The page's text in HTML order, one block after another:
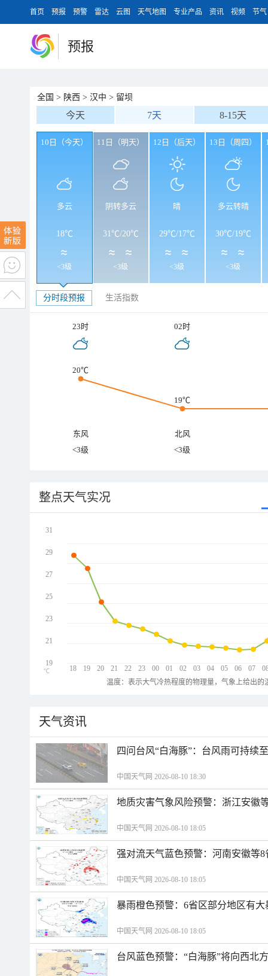
首页 预报 预警 雷达 云图 天气地图 专业产品 资讯 视频 节气
预报
全国 > 陕西 > 汉中 > 留坝
今天 7天 8-15天
10日（今天）
多云
18℃
<3级
11日（明天）
阴转多云
31℃/20℃
<3级
12日（后天）
晴
29℃/17℃
<3级
13日（周四）
多云转晴
30℃/19℃
<3级
分时段预报 生活指数
23时 02时
20℃
19℃
东风
北风
<3级
<3级
整点天气实况
18 19 20 21 22 23 00 01 02 03 04 05 06 07
31
29
27
25
23
21
19
℃
温度：表示大气冷热程度的物理量，气象上给出
天气资讯
四问台风“白海豚”：台风雨可持续
中国天气网 2026-08-10 18:30
地质灾害气象风险预警：浙江安徽
中国天气网 2026-08-10 18:05
强对流天气蓝色预警：河南安徽等
中国天气网 2026-08-10 18:05
暴雨橙色预警：6省区部分地区有
中国天气网 2026-08-10 18:05
台风蓝色预警：“白海豚”将向西北